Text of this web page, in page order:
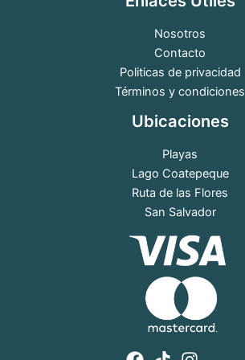
Nosotros
Contacto
Politicas de privacidad
Términos y condiciones
Ubicaciones
Playas
Lago Coatepeque
Ruta de las Flores
San Salvador